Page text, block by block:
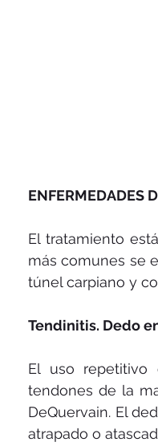
ENFERMEDADES
El tratamiento
más comunes se
túnel carpiano y
Tendinitis. Dedo
El uso repetitivo
tendones de la
DeQuervain. El
atrapado o